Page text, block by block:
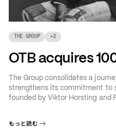
THE GROUP +2
OTB acquires
The Group consolidates a
strengthens its commitment to
founded by Viktor Horsting and
もっと読む